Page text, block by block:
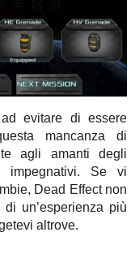
evitare di essere
mancanza di
agli amanti degli
impegnativi. Se vi
Dead Effect non
un’esperienza più
altrove.